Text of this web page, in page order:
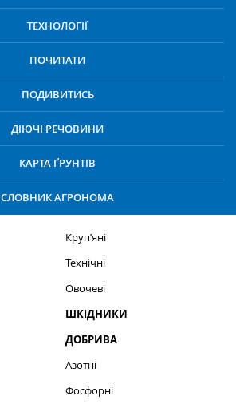
ТЕХНОЛОГІЇ
ПОЧИТАТИ
ПОДИВИТИСЬ
ДІЮЧІ РЕЧОВИНИ
КАРТА ҐРУНТІВ
СЛОВНИК АГРОНОМА
Круп’яні
Технічні
Овочеві
ШКІДНИКИ
ДОБРИВА
Азотні
Фосфорні